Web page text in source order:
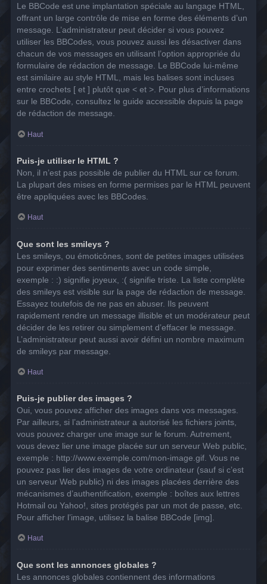
Le BBCode est une implantation spéciale au langage HTML,
offrant un large contrôle de mise en forme des éléments d’un
message. L’administrateur peut décider si vous pouvez
utiliser les BBCodes, vous pouvez aussi les désactiver dans
chacun de vos messages en utilisant l’option appropriée du
formulaire de rédaction de message. Le BBCode lui-même
est similaire au style HTML, mais les balises sont incluses
entre crochets [ et ] plutôt que < et >. Pour plus d’informations
sur le BBCode, consultez le guide accessible depuis la page
de rédaction de message.
Haut
Puis-je utiliser le HTML ?
Non, il n’est pas possible de publier du HTML sur ce forum.
La plupart des mises en forme permises par le HTML peuvent
être appliquées avec les BBCodes.
Haut
Que sont les smileys ?
Les smileys, ou émoticônes, sont de petites images utilisées
pour exprimer des sentiments avec un code simple,
exemple : :) signifie joyeux, :( signifie triste. La liste complète
des smileys est visible sur la page de rédaction de message.
Essayez toutefois de ne pas en abuser. Ils peuvent
rapidement rendre un message illisible et un modérateur peut
décider de les retirer ou simplement d’effacer le message.
L’administrateur peut aussi avoir défini un nombre maximum
de smileys par message.
Haut
Puis-je publier des images ?
Oui, vous pouvez afficher des images dans vos messages.
Par ailleurs, si l’administrateur a autorisé les fichiers joints,
vous pouvez charger une image sur le forum. Autrement,
vous devez lier une image placée sur un serveur Web public,
exemple : http://www.exemple.com/mon-image.gif. Vous ne
pouvez pas lier des images de votre ordinateur (sauf si c’est
un serveur Web public) ni des images placées derrière des
mécanismes d’authentification, exemple : boîtes aux lettres
Hotmail ou Yahoo!, sites protégés par un mot de passe, etc.
Pour afficher l’image, utilisez la balise BBCode [img].
Haut
Que sont les annonces globales ?
Les annonces globales contiennent des informations